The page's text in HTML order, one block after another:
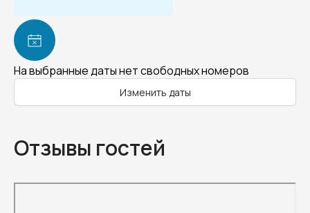
На выбранные даты нет свободных номеров
Изменить даты
Отзывы гостей